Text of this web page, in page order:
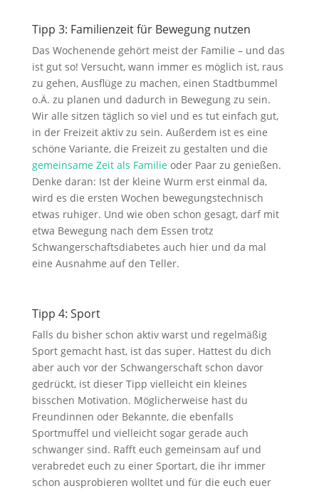
Tipp 3: Familienzeit für Bewegung nutzen
Das Wochenende gehört meist der Familie – und das
ist gut so! Versucht, wann immer es möglich ist, raus
zu gehen, Ausflüge zu machen, einen Stadtbummel
o.Ä. zu planen und dadurch in Bewegung zu sein.
Wir alle sitzen täglich so viel und es tut einfach gut,
in der Freizeit aktiv zu sein. Außerdem ist es eine
schöne Variante, die Freizeit zu gestalten und die
gemeinsame Zeit als Familieoder Paar zu genießen.
Denke daran: Ist der kleine Wurm erst einmal da,
wird es die ersten Wochen bewegungstechnisch
etwas ruhiger. Und wie oben schon gesagt, darf mit
etwa Bewegung nach dem Essen trotz
Schwangerschaftsdiabetes auch hier und da mal
eine Ausnahme auf den Teller.
Tipp 4: Sport
Falls du bisher schon aktiv warst und regelmäßig
Sport gemacht hast, ist das super. Hattest du dich
aber auch vor der Schwangerschaft schon davor
gedrückt, ist dieser Tipp vielleicht ein kleines
bisschen Motivation. Möglicherweise hast du
Freundinnen oder Bekannte, die ebenfalls
Sportmuffel und vielleicht sogar gerade auch
schwanger sind. Rafft euch gemeinsam auf und
verabredet euch zu einer Sportart, die ihr immer
schon ausprobieren wolltet und für die euch euer